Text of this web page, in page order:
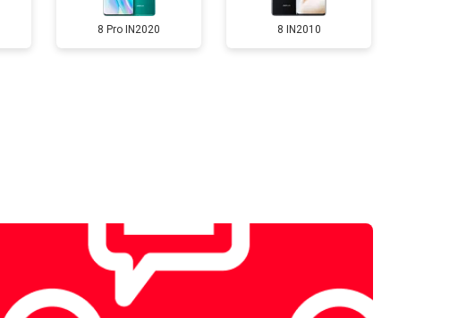
8 Pro IN2020 8 IN2010